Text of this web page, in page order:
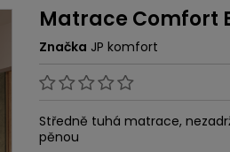
Matrace Comfort
Značka JP komfort
Středně tuhá matrace,
pěnou